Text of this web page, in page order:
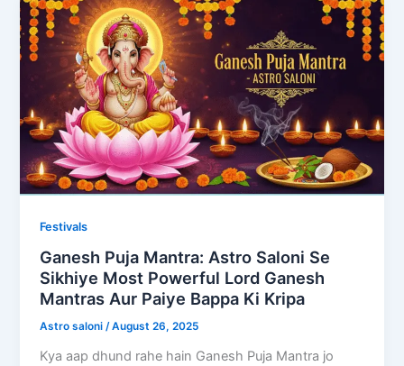
Festivals
Ganesh Puja Mantra: Astro Saloni Se
Sikhiye Most Powerful Lord Ganesh
Mantras Aur Paiye Bappa Ki Kripa
Astro saloni/August 26, 2025
Kya aap dhund rahe hain Ganesh Puja Mantra jo